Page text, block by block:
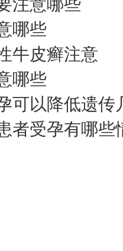
业于长江...[详情]
注意哪些
哪些
牛皮癣注意
哪些
可以降低遗传
者受孕有哪些